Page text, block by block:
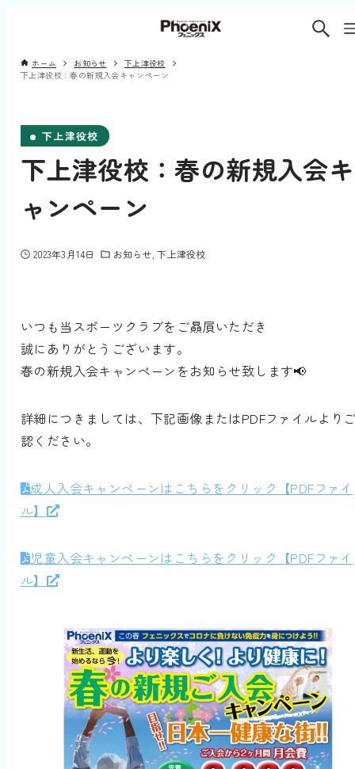
ホーム お知らせ
下上津役校
下上津役校：春の新規入会キャンペーン
下上津役校
下上津役校：春の新規入会キ
ャンペーン
2023年3月14日 お知らせ 下上津役校
いつも当スポーツクラブをご贔屓いただき
誠にありがとうございます。
春の新規入会キャンペーンをお知らせ致します📢
詳細につきましては、下記画像またはPDFファイルより
認ください。
成人入会キャンペーンはこちらをクリック【PDFファイ
ル】
児童入会キャンペーンはこちらをクリック【PDFファイ
ル】